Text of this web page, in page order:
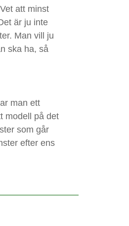
att minst
är ju inte
Man vill ju
ska ha, så
man ett
modell på det
som går
efter ens